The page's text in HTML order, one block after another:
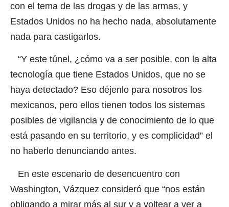
con el tema de las drogas y de las armas, y
Estados Unidos no ha hecho nada, absolutamente
nada para castigarlos.
“Y este túnel, ¿cómo va a ser posible, con la alta
tecnología que tiene Estados Unidos, que no se
haya detectado? Eso déjenlo para nosotros los
mexicanos, pero ellos tienen todos los sistemas
posibles de vigilancia y de conocimiento de lo que
está pasando en su territorio, y es complicidad” el
no haberlo denunciando antes.
En este escenario de desencuentro con
Washington, Vázquez consideró que “nos están
obligando a mirar más al sur y a voltear a ver a